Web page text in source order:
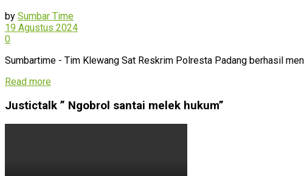
by Sumbar Time
19 Agustus 2024
0
Sumbartime - Tim Klewang Sat Reskrim Polresta Padang berhasil
Read more
Justictalk ” Ngobrol santai melek hukum”